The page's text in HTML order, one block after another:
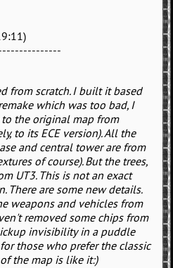
from scratch. I built it based
which was too bad, I
to the original map from
to its ECE version). All the
and central tower are from
of course). But the trees,
UT3. This is not an exact
There are some new details.
weapons and vehicles from
removed some chips from
invisibility in a puddle
those who prefer the classic
the map is like it:)